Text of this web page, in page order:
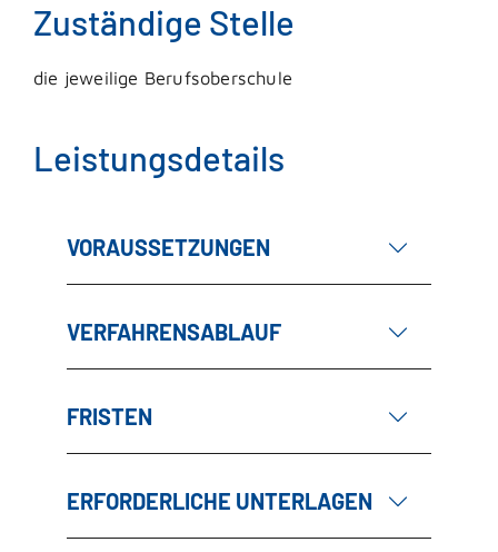
Zuständige Stelle
die jeweilige Berufsoberschule
Leistungsdetails
VORAUSSETZUNGEN
VERFAHRENSABLAUF
FRISTEN
ERFORDERLICHE UNTERLAGEN